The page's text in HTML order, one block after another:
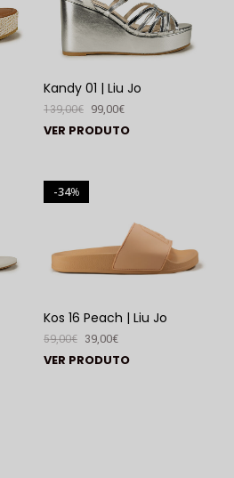
Kandy 01 | Liu Jo
139,00€ 99,00€
VER PRODUTO
%
34
Kos 16 Peach | Liu Jo
59,00€ 39,00€
VER PRODUTO